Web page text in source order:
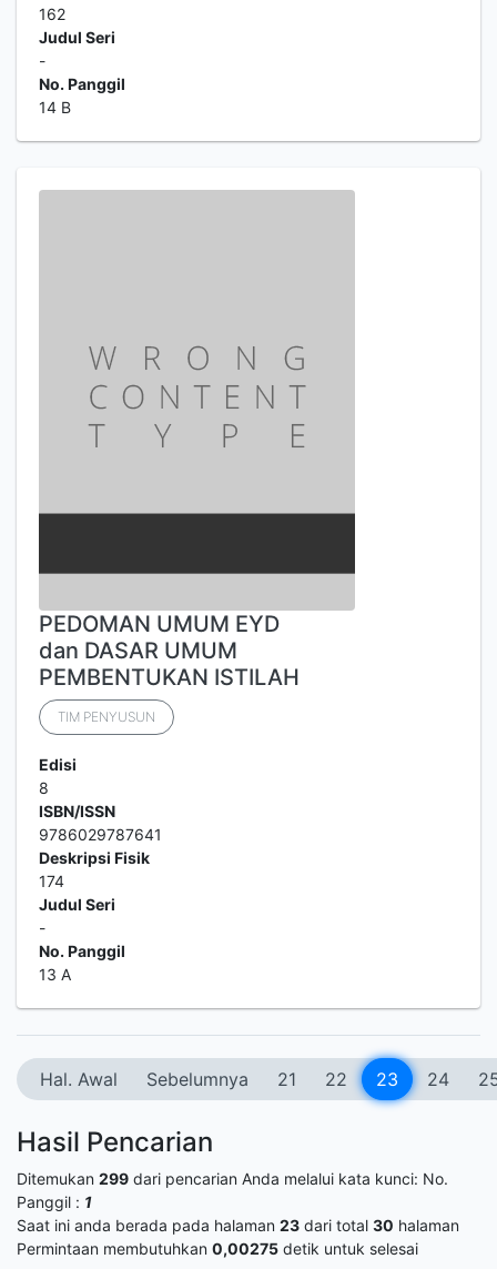
162
Judul Seri
-
No. Panggil
14 B
PEDOMAN UMUM EYD
dan DASAR UMUM
PEMBENTUKAN ISTILAH
TIM PENYUSUN
Edisi
8
ISBN/ISSN
9786029787641
Deskripsi Fisik
174
Judul Seri
-
No. Panggil
13 A
Hal. Awal Sebelumnya 21 22 23 24
Hasil Pencarian
Ditemukan 299 dari pencarian Anda melalui kata kunci: No.
Panggil : 1
Saat ini anda berada pada halaman 23 dari total 30 halaman
Permintaan membutuhkan 0,00275 detik untuk selesai